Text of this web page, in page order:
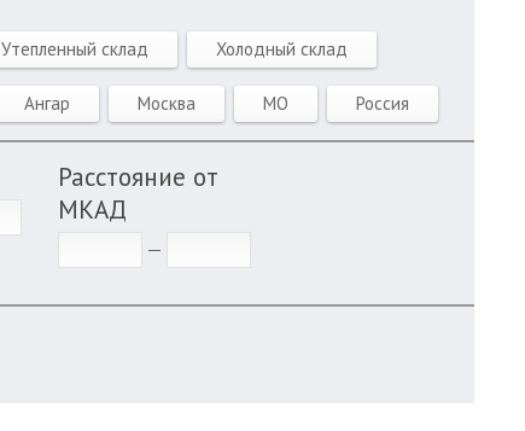
Утепленный склад Холодный склад
Ангар Москва МО Россия
Расстояние от
МКАД